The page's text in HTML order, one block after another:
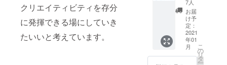
クリエイティビティを存分
に発揮できる場にしていき
たいいと考えています。
場合
は、返
金でき
ません
のでご
了承く
ださ
ターン
の額に
上乗せ
して、
ご支援
頂けま
すと大
変嬉し
のリ
ターン
も『上
乗せ支
援』を
するこ
とがで
だきま
す。
み・税
込み価
格で
す。 *受
け取り
は、郵
送もし
くは店
特別に
描いて
いただ
きまし
た。 ご
協力
「わか
※@201
9.11.10
年11月
10日
「リ
バーフ
7人
お届
け予
定：
2021
年01
月
こ
の
リ
タ
ー